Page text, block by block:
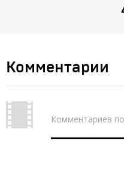
Комментарии
Комментариев